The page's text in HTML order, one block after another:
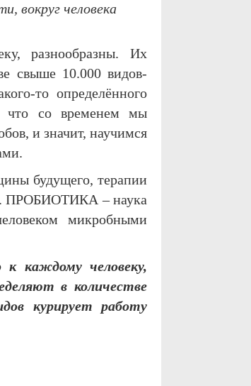
вокруг человека
разнообразны. Их
свыше 10.000 видов-
то определённого
что со временем мы
и значит, научимся
будущего, терапии
ПРОБИОТИКА – наука
микробными
к каждому человеку,
в количестве
курирует работу